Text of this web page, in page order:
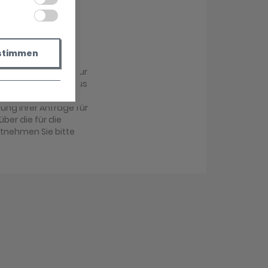
übermittelt und zur
im Haus
Ihrer
Ihrer Anfrage für
die für die
Sie bitte